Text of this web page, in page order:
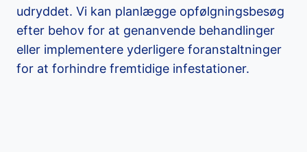
udryddet. Vi kan planlægge opfølgningsbesøg
efter behov for at genanvende behandlinger
eller implementere yderligere foranstaltninger
for at forhindre fremtidige infestationer.